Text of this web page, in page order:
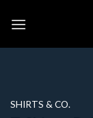
Inhalt
SHIRTS & CO.